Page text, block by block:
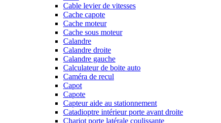
Cable levier de vitesses
Cache capote
Cache moteur
Cache sous moteur
Calandre
Calandre droite
Calandre gauche
Calculateur de boite auto
Caméra de recul
Capot
Capote
Capteur aide au stationnement
Catadioptre intérieur porte avant droite
Chariot porte latérale coulissante